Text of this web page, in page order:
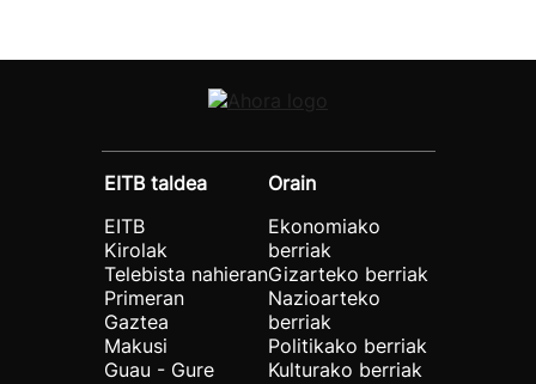
EITB taldea
EITB
Kirolak
Telebista nahieran
Primeran
Gaztea
Makusi
Guau - Gure
Orain
Ekonomiako
berriak
Gizarteko berriak
Nazioarteko
berriak
Politikako berriak
Kulturako berriak